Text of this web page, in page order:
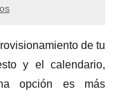
de tu
y el calendario,
opción es más